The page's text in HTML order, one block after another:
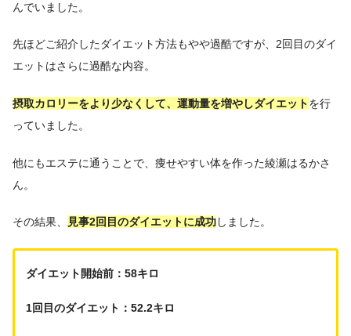
んでいました。
先ほどご紹介したダイエット方法もやや過酷ですが、2回目のダイ
エットはさらに過酷な内容。
摂取カロリーをより少なくして、運動量を増やしダイエットを行
っていました。
他にもエステに通うことで、痩せやすい体を作った綾瀬はるかさ
ん。
その結果、 見事2回目のダイエットに成功しました。
ダイエット開始前：58キロ
1回目のダイエット：52.2キロ